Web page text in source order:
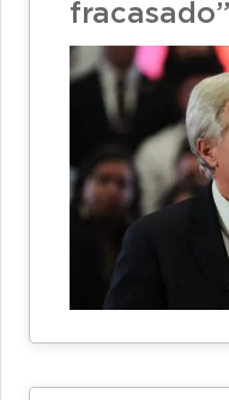
fracasado”